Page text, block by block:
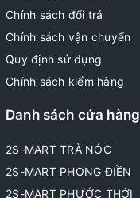
Chính sách đổi trả
Chính sách vận chuyển
Quy định sử dụng
Chính sách kiểm hàng
Danh sách cửa hàng
2S-MART TRÀ NÓC
2S-MART PHONG ĐIỀN
2S-MART PHƯỚC THỚI